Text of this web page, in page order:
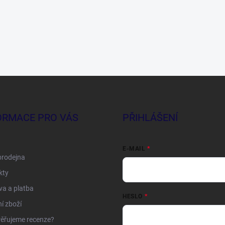
PRO VÁS
a platba
zboží
recenze?
PŘIHLÁŠENÍ
E-MAIL
HESLO